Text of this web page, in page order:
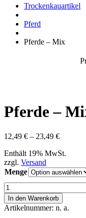
Trockenkauartikel
Pferd
Pferde – Mix
Pferde –
12,49 € – 23,49 €
bis
Enthält 19% MwSt.
zzgl. Versand
Menge
Pferde
-
Mix
Menge
In den Warenkorb
Artikelnummer: n. a.